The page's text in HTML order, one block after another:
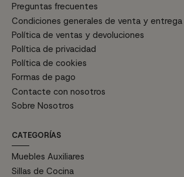
Preguntas frecuentes
Condiciones generales de venta y entrega
Política de ventas y devoluciones
Política de privacidad
Política de cookies
Formas de pago
Contacte con nosotros
Sobre Nosotros
CATEGORÍAS
Muebles Auxiliares
Sillas de Cocina